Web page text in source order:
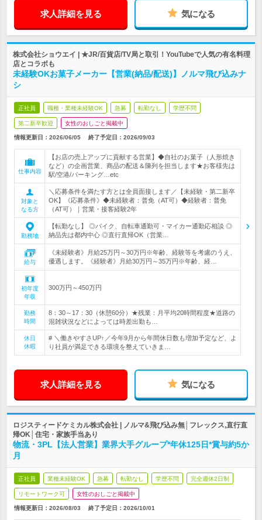
求人詳細を見る 気になる
株式会社ショウエイ | ★JR/百貨店/TV局と取引！YouTubeで人気の有名料理
店とコラボも
未経験OKお菓子メーカー【営業(納品/配送)】ノルマ飛び込みナ
シ
正社員 職種・業種未経験OK 急募 転勤なし 学歴不問
第二新卒歓迎 女性のおしごと掲載中
情報更新日：2026/06/05 終了予定日： 2026/09/03
仕事内容
【お店の売上アップに貢献する営業】◆自社のお菓子（人形焼き
など）の企画営業、商品の配送＆陳列を担当します★お客様先は
駅/空港/パーキング…etc
対象と
なる方
＼応募条件を満たす方とは全員面接します／【未経験・第二新卒
OK】《応募条件》◆未経験者：普免（AT可）◆経験者：普免
（AT可）｜営業・接客経験2年
勤務地
【転勤なし】 ◎バイク、自転車通勤可・マイカー通勤応相談 ◎
納品先は都内中心 ◎直行直帰OK（営業…
給与
《未経験者》月給25万円～30万円※年齢、経験等を考慮のうえ、
優遇します。《経験者》月給30万円～35万円※年齢、経…
初年度
年収
300万円～450万円
勤務
時間
8：30～17：30（休憩60分）★残業：月平均20時間程度★道路の
混雑状況などによっては時差出勤も…
休日
休暇
# ＼働きやすさUP↑／今年9月から年間休日数も増加予定など、よ
り社員が満足できる環境を整えていきま…
求人詳細を見る 気になる
ロジスティードケミカル株式会社 | ノルマ&飛び込み無│フレックス,直行直
帰OK│住宅・家族手当あり
物流・3PL【法人営業】業界大手グループ*年休125日*賞与約5か
月
正社員 業種未経験OK 急募 転勤なし 学歴不問 完全週休2日制
リモートワーク可 女性のおしごと掲載中
情報更新日：2026/08/03 終了予定日： 2026/10/01